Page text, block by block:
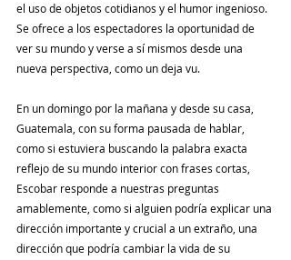
el uso de objetos cotidianos y el humor ingenioso.
Se ofrece a los espectadores la oportunidad de
ver su mundo y verse a sí mismos desde una
nueva perspectiva, como un deja vu.
En un domingo por la mañana y desde su casa,
Guatemala, con su forma pausada de hablar,
como si estuviera buscando la palabra exacta
reflejo de su mundo interior con frases cortas,
Escobar responde a nuestras preguntas
amablemente, como si alguien podría explicar una
dirección importante y crucial a un extraño, una
dirección que podría cambiar la vida de su